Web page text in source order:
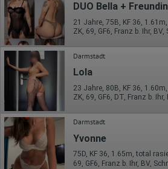
DUO Bella + Freundin
Darmstadt
Lola
23 Jahre, 80B, KF 36,
ZK, 69, GF6, DT, Franz b.
Darmstadt
Yvonne
75D, KF 36, 1.65m, total